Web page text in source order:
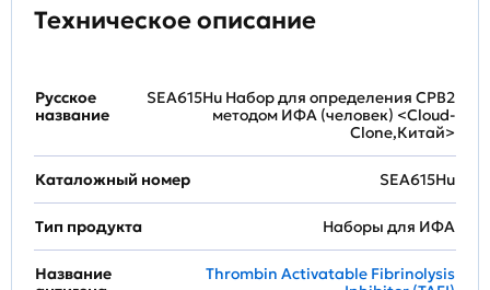
Техническое описание
Русское
название
SEA615Hu Набор для определения CPB2
методом ИФА (человек) <Cloud-
Clone,Китай>
Каталожный номер SEA615Hu
Тип продукта Наборы для ИФА
Название
Thrombin Activatable Fibrinolysis